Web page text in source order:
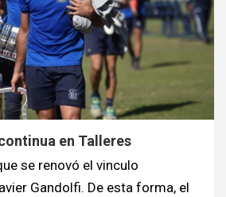
en Talleres
se renovó el vinculo
Gandolfi. De esta forma, el